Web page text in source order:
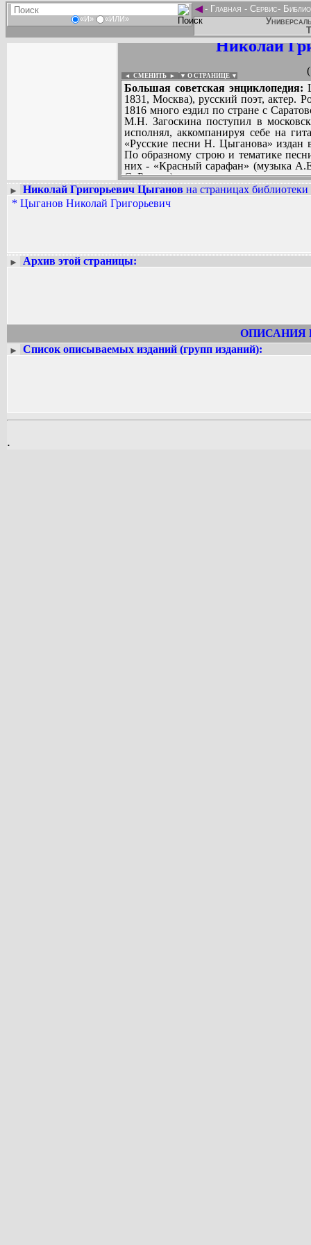
«И» «ИЛИ»
◄- Главная - Сервис-
Николай
◄ СМЕНИТЬ ► ▼ О СТРАНИЦЕ ▼
Большая советская энциклопедия:
1831, Москва), русский поэт, актер.
1816 много ездил по стране с
М.Н. Загоскина поступил в
исполнял, аккомпанируя себе на
«Русские песни Н. Цыганова»
По образному строю и тематике
них - «Красный сарафан» (музыка
С. Разине).
Вл. Муравьев:...был сыном
Отец его служил у крупного
жил то в одном городе, то в
его игру увидел М.Н. Загоскин,
впоследствии известный
Цыганов умер в 1832 году. При его
стихотворений...
Вадим Ершов...
► Николай Григорьевич Цыганов на страницах библиотеки
* Цыганов Николай Григорьевич
► Архив этой страницы:
ОПИСАНИЯ
► Список описываемых изданий (групп изданий):
.